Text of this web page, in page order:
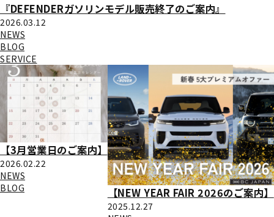
『DEFENDERガソリンモデル販売終了のご案内』
2026.03.12
NEWS
BLOG
SERVICE
【3月営業日のご案内】
2026.02.22
NEWS
BLOG
【NEW YEAR FAIR 2026のご案内】
2025.12.27